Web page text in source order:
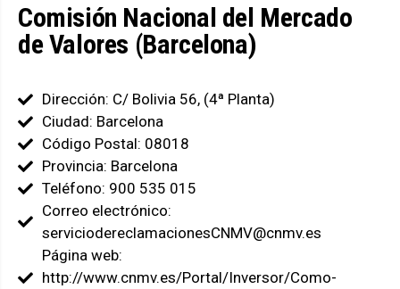
Comisión Nacional del Mercado
de Valores (Barcelona)
Dirección: C/ Bolivia 56, (4ª Planta)
Ciudad: Barcelona
Código Postal: 08018
Provincia: Barcelona
Teléfono: 900 535 015
Correo electrónico:
serviciodereclamacionesCNMV@cnmv.es
Página web:
http://www.cnmv.es/Portal/Inversor/Como-